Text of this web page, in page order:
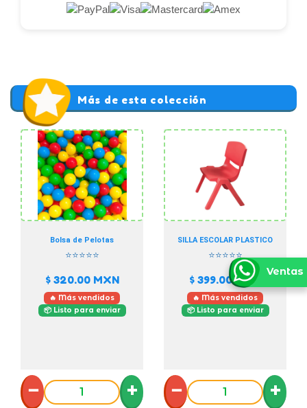
Más de esta colección
Bolsa de Pelotas
⭐⭐⭐⭐⭐
$ 320.00MXN
🔥 Más vendidos
📦 Listo para enviar
− +
SILLA ESCOLAR PLASTICO
⭐⭐⭐⭐⭐
$ 399.00MXN
🔥 Más vendidos
📦 Listo para enviar
− +
Ventas